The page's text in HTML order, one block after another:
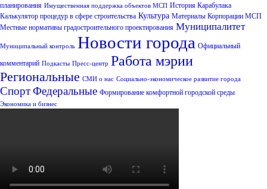
планирования Имущественная поддержка объектов МСП История Карабулака
Калькулятор процедур в сфере строительства Культура Материалы Корпорации МСП
Местные нормативы градостроительного проектирования Муниципалитет
Муниципальный контроль Новости города Официальный
комментарий Подкасты Пресс-центр Работа мэрии
Региональные СМИ о нас Социально-экономическое развитие города
СпортФедеральные Формирование комфортной городской среды
Экономика и бизнес